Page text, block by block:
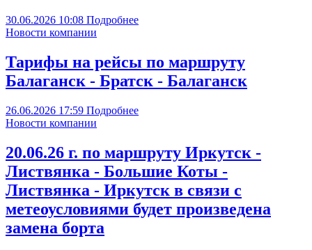
30.06.2026 10:08 Подробнее
Новости компании
Тарифы на рейсы по маршруту
Балаганск - Братск - Балаганск
26.06.2026 17:59 Подробнее
Новости компании
20.06.26 г. по маршруту Иркутск -
Листвянка - Большие Коты -
Листвянка - Иркутск в связи с
метеоусловиями будет произведена
замена борта